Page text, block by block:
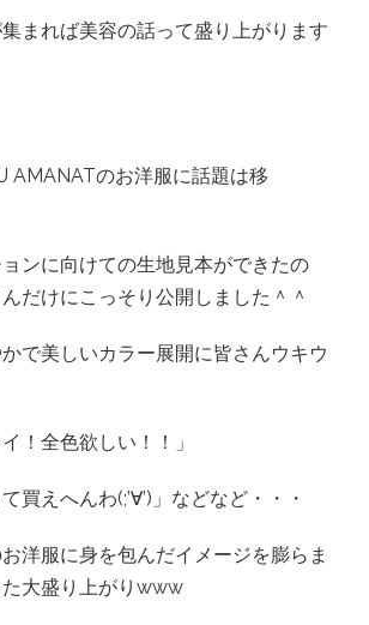
まれば美容の話って盛り上がります
AMANATのお洋服に話題は移
ンに向けての生地見本ができたの
だけにこっそり公開しました＾＾
で美しいカラー展開に皆さんウキウ
！全色欲しい！！」
買えへんわ(;’∀’)」などなど・・・
洋服に身を包んだイメージを膨らま
大盛り上がりwww